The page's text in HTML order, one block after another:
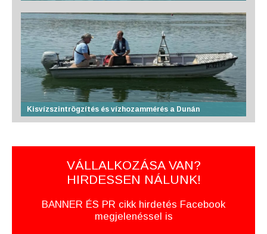
Kisvízszintrögzítés és vízhozammérés a Dunán
VÁLLALKOZÁSA VAN?
HIRDESSEN NÁLUNK!
BANNER ÉS PR cikk hirdetés Facebook
megjelenéssel is